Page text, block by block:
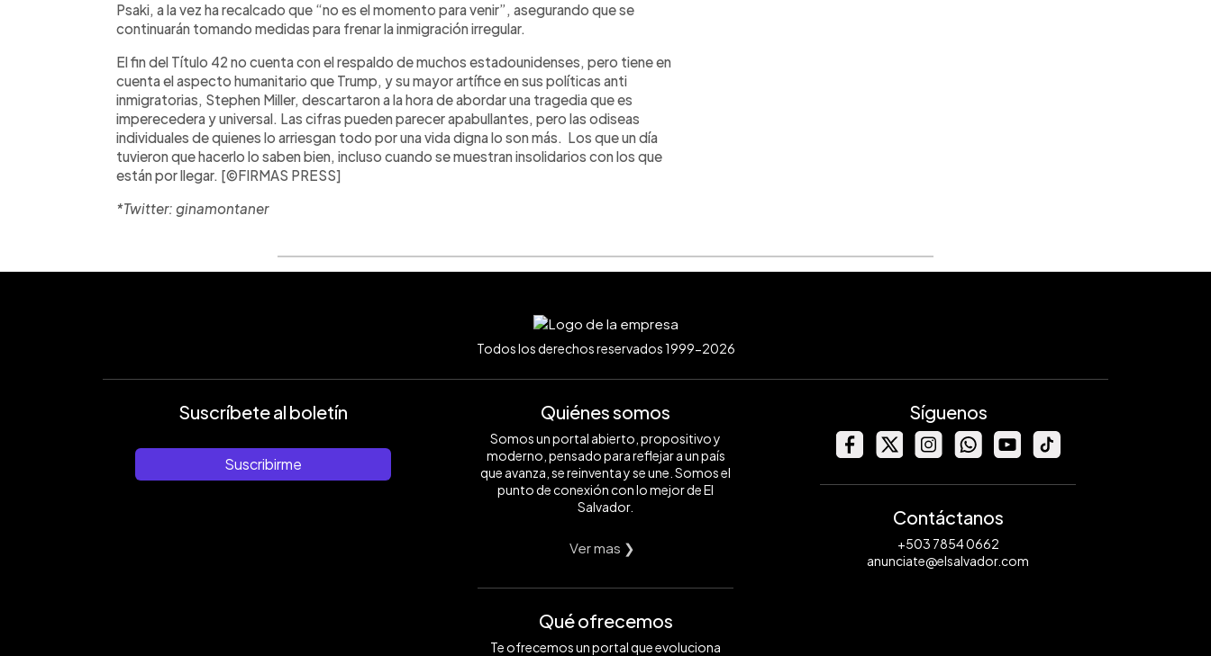
Psaki, a la vez ha recalcado que “no es el momento para venir”, asegurando que se
continuarán tomando medidas para frenar la inmigración irregular.
El fin del Título 42 no cuenta con el respaldo de muchos estadounidenses, pero tiene en
cuenta el aspecto humanitario que Trump, y su mayor artífice en sus políticas anti
inmigratorias, Stephen Miller, descartaron a la hora de abordar una tragedia que es
imperecedera y universal. Las cifras pueden parecer apabullantes, pero las odiseas
individuales de quienes lo arriesgan todo por una vida digna lo son más. Los que un día
tuvieron que hacerlo lo saben bien, incluso cuando se muestran insolidarios con los que
están por llegar. [©FIRMAS PRESS]
*Twitter: ginamontaner
Todos los derechos reservados 1999-2026
Suscríbete al boletín
Suscribirme
Quiénes somos
Somos un portal abierto, propositivo y
moderno, pensado para reflejar a un país
que avanza, se reinventa y se une. Somos el
punto de conexión con lo mejor de El
Salvador.
Ver mas ❯
Qué ofrecemos
Te ofrecemos un portal que evoluciona
Síguenos
Contáctanos
+503 7854 0662
anunciate@elsalvador.com